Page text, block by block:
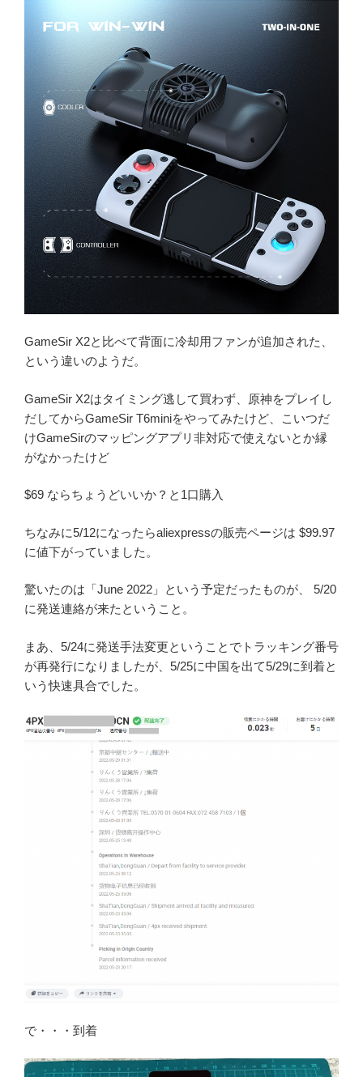
GameSir X2と比べて背面に冷却用ファンが追加された、
という違いのようだ。
GameSir X2はタイミング逃して買わず、原神をプレイし
だしてからGameSir T6miniをやってみたけど、こいつだ
けGameSirのマッピングアプリ非対応で使えないとか縁
がなかったけど
$69 ならちょうどいいか？と1口購入
ちなみに5/12になったらaliexpressの販売ページは $99.97
に値下がっていました。
驚いたのは「June 2022」という予定だったものが、 5/20
に発送連絡が来たということ。
まあ、5/24に発送手法変更ということでトラッキング番号
が再発行になりましたが、5/25に中国を出て5/29に到着と
いう快速具合でした。
で・・・到着